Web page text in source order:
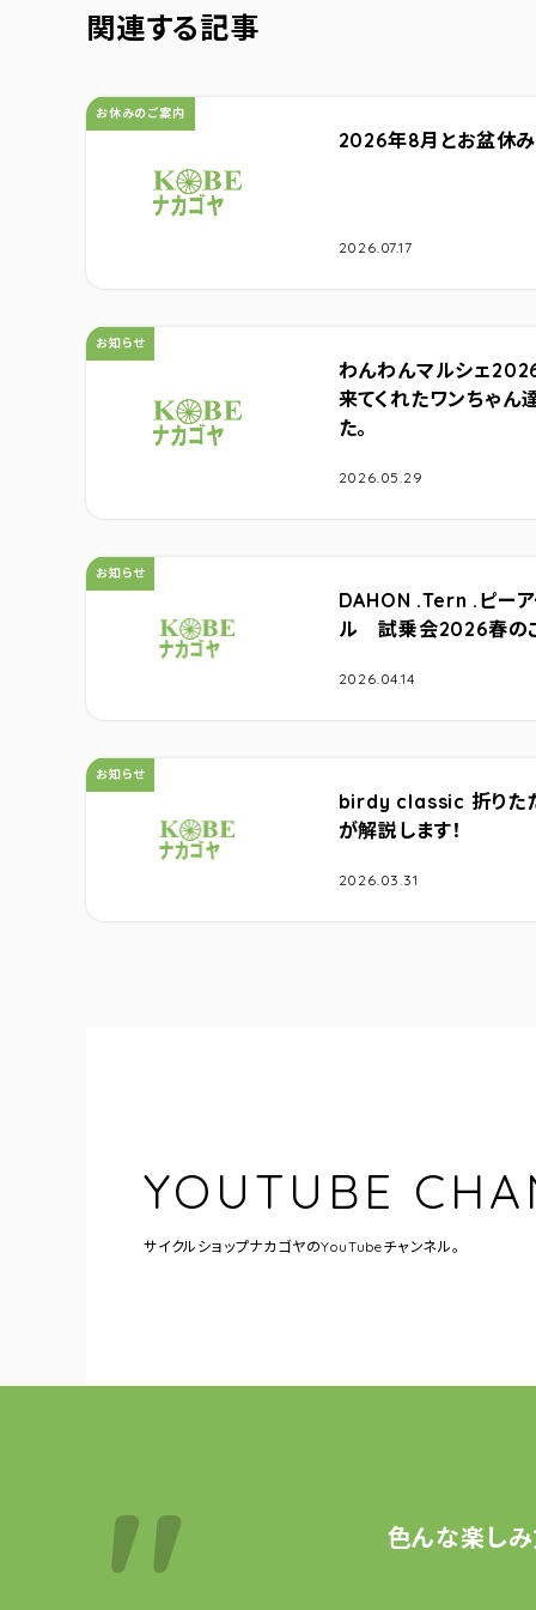
関連する記事
2026年8月とお盆休
カテゴリ：
お休みのご案内
2026.07.17
わんわんマルシェ
来てくれたワンちゃん
た。
カテゴリ：
お知らせ
2026.05.29
DAHON .Tern .ピー
ル 試乗会2026春の
カテゴリ：
お知らせ
2026.04.14
birdy classic 折りた
が解説します！
カテゴリ：
お知らせ
2026.03.31
YOUTUBE
サイクルショップナカゴヤのYouTubeチャンネル。
色んな楽し